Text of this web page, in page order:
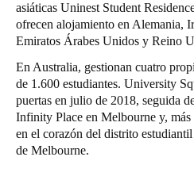
Mexico
Español
Colombia
Español
Chile
Español
asiáticas Uninest Student
ofrecen alojamiento en Alemania,
Emiratos Árabes Unidos y Reino
En Australia, gestionan cuatro
de 1.600 estudiantes. University
puertas en julio de 2018, seguida
Infinity Place en Melbourne y, más
en el corazón del distrito
de Melbourne.